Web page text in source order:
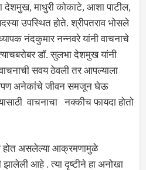
देशमुख, माधुरी कोकाटे, आशा पाटील,
उपस्थित होते. श्रीपतराव भोसले
नंदकुमार नन्नवरे यांनी वाचनाचे
त्याचबरोबर डॉ. सुलभा देशमुख यांनी
सवय ठेवली तर आपल्याला
आपण अनेकांचे जीवन समजून घेऊ
वाचनाचा नक्कीच फायदा होतो
होत असलेल्या आक्रमणामुळे
झालेली आहे . त्या दृष्टीने हा अनोखा